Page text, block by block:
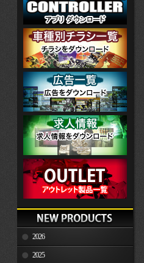
2026
2025